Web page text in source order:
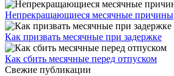
Непрекращающиеся месячные причины
Как призвать месячные при задержке
Как сбить месячные перед отпуском
Свежие публикации